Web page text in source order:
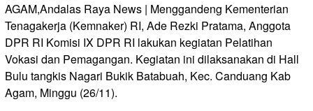
AGAM,Andalas Raya News | Menggandeng Kementerian
Tenagakerja (Kemnaker) RI, Ade Rezki Pratama, Anggota
DPR RI Komisi IX DPR RI lakukan kegiatan Pelatihan
Vokasi dan Pemagangan. Kegiatan ini dilaksanakan di Hall
Bulu tangkis Nagari Bukik Batabuah, Kec. Canduang Kab
Agam, Minggu (26/11).